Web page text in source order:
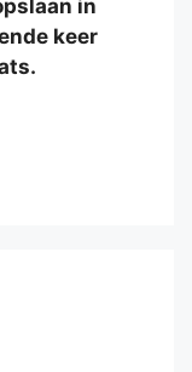
in
keer